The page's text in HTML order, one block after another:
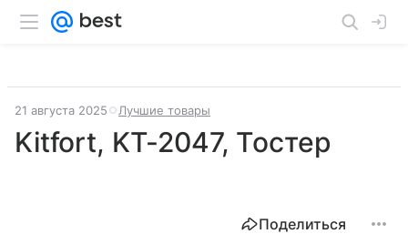
21 августа 2025 Лучшие товары
Kitfort, KT-2047, Тостер
Поделиться